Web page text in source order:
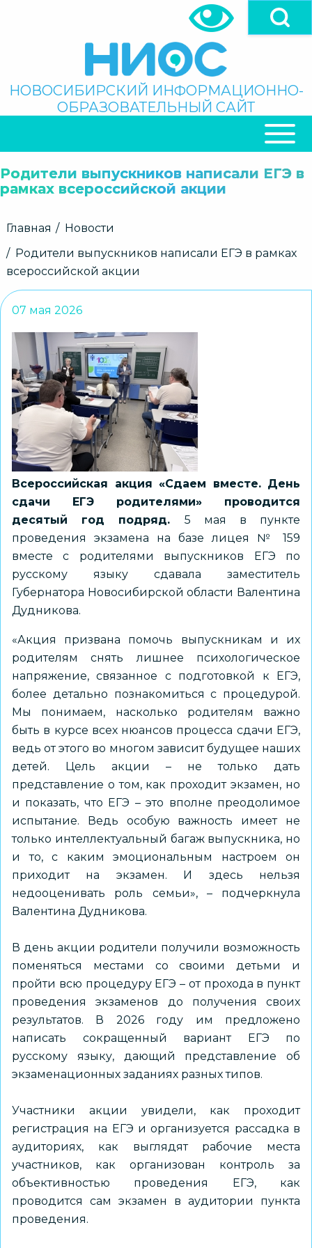
Поиск
НОВОСИБИРСКИЙ ИНФОРМАЦИОННО-
ОБРАЗОВАТЕЛЬНЫЙ САЙТ
НАВИГАЦИЯ
Родители выпускников написали ЕГЭ в
рамках всероссийской акции
Строка
Главная
Новости
Родители выпускников написали ЕГЭ в рамках
всероссийской акции
07 мая 2026
Всероссийская акция «Сдаем вместе. День
сдачи ЕГЭ родителями» проводится
десятый год подряд. 5 мая в пункте
проведения экзамена на базе лицея № 159
вместе с родителями выпускников ЕГЭ по
русскому языку сдавала заместитель
Губернатора Новосибирской области Валентина
Дудникова.
«Акция призвана помочь выпускникам и их
родителям снять лишнее психологическое
напряжение, связанное с подготовкой к ЕГЭ,
более детально познакомиться с процедурой.
Мы понимаем, насколько родителям важно
быть в курсе всех нюансов процесса сдачи ЕГЭ,
ведь от этого во многом зависит будущее наших
детей. Цель акции – не только дать
представление о том, как проходит экзамен, но
и показать, что ЕГЭ – это вполне преодолимое
испытание. Ведь особую важность имеет не
только интеллектуальный багаж выпускника, но
и то, с каким эмоциональным настроем он
приходит на экзамен. И здесь нельзя
недооценивать роль семьи», – подчеркнула
Валентина Дудникова.
В день акции родители получили возможность
поменяться местами со своими детьми и
пройти всю процедуру ЕГЭ – от прохода в пункт
проведения экзаменов до получения своих
результатов. В 2026 году им предложено
написать сокращенный вариант ЕГЭ по
русскому языку, дающий представление об
экзаменационных заданиях разных типов.
Участники акции увидели, как проходит
регистрация на ЕГЭ и организуется рассадка в
аудиториях, как выглядят рабочие места
участников, как организован контроль за
объективностью проведения ЕГЭ, как
проводится сам экзамен в аудитории пункта
проведения.